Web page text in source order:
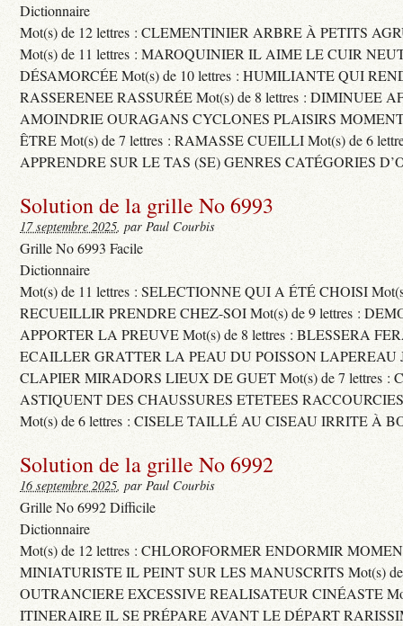
Dictionnaire
Mot(s) de 12 lettres : CLEMENTINIER ARBRE À PETITS
Mot(s) de 11 lettres : MAROQUINIER IL AIME LE CUIR
DÉSAMORCÉE Mot(s) de 10 lettres : HUMILIANTE QUI
RASSERENEE RASSURÉE Mot(s) de 8 lettres : DIMINUEE
AMOINDRIE OURAGANS CYCLONES PLAISIRS
ÊTRE Mot(s) de 7 lettres : RAMASSE CUEILLI Mot(s) de 6
APPRENDRE SUR LE TAS (SE) GENRES CATÉGORIES
Solution de la grille No 6993
17 septembre 2025, par Paul Courbis
Grille No 6993 Facile
Dictionnaire
Mot(s) de 11 lettres : SELECTIONNE QUI A ÉTÉ CHOISI
RECUEILLIR PRENDRE CHEZ-SOI Mot(s) de 9 lettres :
APPORTER LA PREUVE Mot(s) de 8 lettres : BLESSERA
ECAILLER GRATTER LA PEAU DU POISSON LAPEREAU
CLAPIER MIRADORS LIEUX DE GUET Mot(s) de 7 lettres :
ASTIQUENT DES CHAUSSURES ETETEES
Mot(s) de 6 lettres : CISELE TAILLÉ AU CISEAU IRRITE À
Solution de la grille No 6992
16 septembre 2025, par Paul Courbis
Grille No 6992 Difficile
Dictionnaire
Mot(s) de 12 lettres : CHLOROFORMER ENDORMIR
MINIATURISTE IL PEINT SUR LES MANUSCRITS Mot(s) de
OUTRANCIERE EXCESSIVE REALISATEUR CINÉASTE
ITINERAIRE IL SE PRÉPARE AVANT LE DÉPART